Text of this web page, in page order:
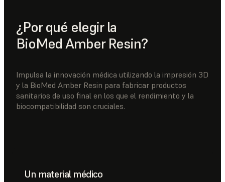
¿Por qué elegir la
BioMed Amber Resin?
Impulsa la innovación médica utilizando la impresión 3D
y la BioMed Amber Resin para fabricar productos
sanitarios de uso final en los que el rendimiento y la
biocompatibilidad son cruciales.
Un material médico